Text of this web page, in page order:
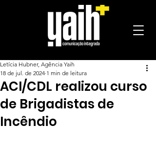
ACI/CDL realizou curso
de Brigadistas de
Incêndio
Letícia Hubner, Agência Yaih
18 de jul. de 2024 1 min de leitura